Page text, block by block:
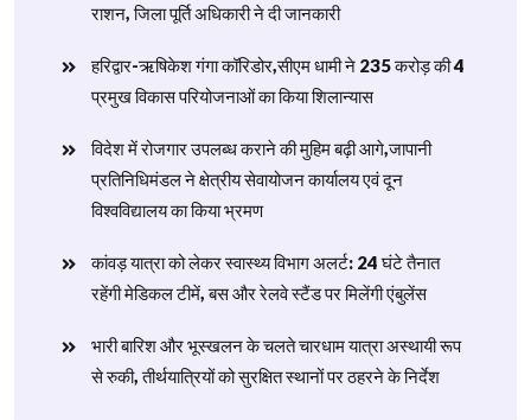
राशन, जिला पूर्ति अधिकारी ने दी जानकारी
हरिद्वार-ऋषिकेश गंगा कॉरिडोर,सीएम धामी ने 235 करोड़ की 4
प्रमुख विकास परियोजनाओं का किया शिलान्यास
विदेश में रोजगार उपलब्ध कराने की मुहिम बढ़ी आगे,जापानी
प्रतिनिधिमंडल ने क्षेत्रीय सेवायोजन कार्यालय एवं दून
विश्वविद्यालय का किया भ्रमण
​कांवड़ यात्रा को लेकर स्वास्थ्य विभाग अलर्ट: 24 घंटे तैनात
रहेंगी मेडिकल टीमें, बस और रेलवे स्टैंड पर मिलेंगी एंबुलेंस
​भारी बारिश और भूस्खलन के चलते चारधाम यात्रा अस्थायी रूप
से रुकी, तीर्थयात्रियों को सुरक्षित स्थानों पर ठहरने के निर्देश